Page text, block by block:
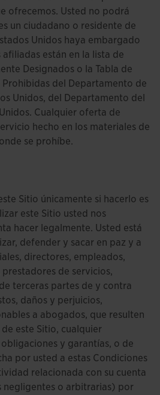
ofrecemos. Usted no podrá
un ciudadano o residente de
Unidos haya embargado
afiliadas están en la lista de
Designados o la Tabla de
Prohibidas del Departamento de
Unidos, del Departamento del
Cualquier oferta de
hecho en los materiales de
se prohíbe.
Sitio únicamente si hacerlo es
este Sitio usted nos
hacer legalmente. Usted está
defender y sacar en paz y a
directores, empleados,
de servicios,
terceras partes de y contra
daños y perjuicios,
a abogados, que resulten
este Sitio, cualquier
y garantías, o de
por usted a estas Condiciones
relacionada con su cuenta
negligentes o arbitrarias) por